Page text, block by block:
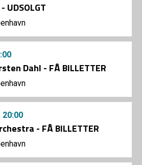
UDSOLGT
Dahl - FÅ BILLETTER
20:00
- FÅ BILLETTER